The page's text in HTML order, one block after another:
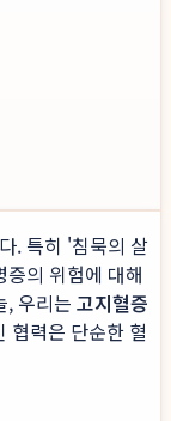
. 특히 '침묵의 살
의 위험에 대해
, 우리는 고지혈증
협력은 단순한 혈